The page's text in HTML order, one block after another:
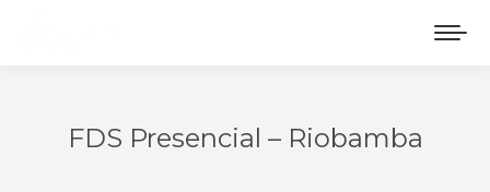
FDS Presencial – Riobamba